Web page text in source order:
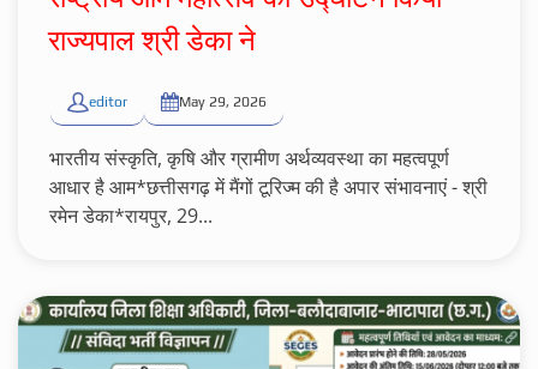
राज्यपाल श्री डेका ने
editor May 29, 2026
भारतीय संस्कृति, कृषि और ग्रामीण अर्थव्यवस्था का महत्वपूर्ण
आधार है आम*छत्तीसगढ़ में मैंगों टूरिज्म की है अपार संभावनाएं - श्री
रमेन डेका*रायपुर, 29...